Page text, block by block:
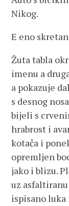
Nikog.
E eno
Žuta tabla
imenu a
a pokazuje
s desnog
bijeli s
hrabrost i
kotača i
opremljen
jako i blizu.
uz
ispisano luka